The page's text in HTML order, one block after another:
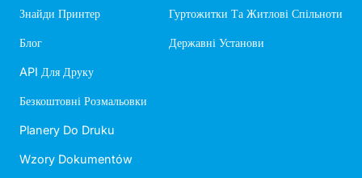
Знайди Принтер
Блог
API Для Друку
Безкоштовні Розмальовки
Planery Do Druku
Wzory Dokumentów
Гуртожитки Та Житлові Спільноти
Державні Установи